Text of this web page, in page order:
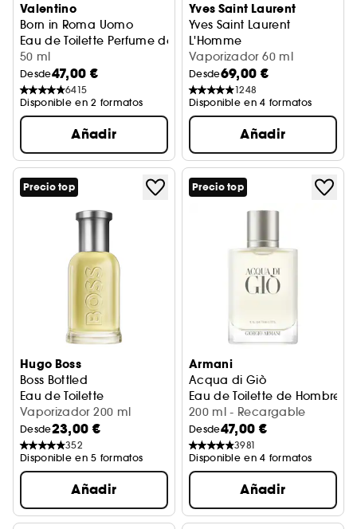
Valentino
Born in Roma Uomo
Eau de Toilette Perfume de Hombre Amaderado
50 ml
Desde47,00 €
6415
Disponible en 2 formatos
Añadir
Yves Saint Laurent
Yves Saint Laurent
L'Homme
Eau de Toilette
Vaporizador 60 ml
Desde69,00 €
1248
Disponible en 4 formatos
Añadir
Precio top
Hugo Boss
Boss Bottled
Eau de Toilette
Vaporizador 200 ml
Desde23,00 €
352
Disponible en 5 formatos
Añadir
Precio top
Armani
Acqua di Giò
Eau de Toilette de Hombre
200 ml - Recargable
Desde47,00 €
3981
Disponible en 4 formatos
Añadir